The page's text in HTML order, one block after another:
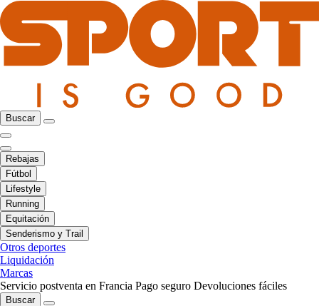
Buscar
Rebajas
Fútbol
Lifestyle
Running
Equitación
Senderismo y Trail
Otros deportes
Liquidación
Marcas
Servicio postventa en Francia Pago seguro Devoluciones fáciles
Buscar